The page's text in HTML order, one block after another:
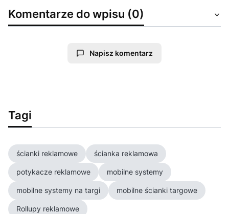
Komentarze do wpisu (0)
Napisz komentarz
Tagi
ścianki reklamowe ścianka reklamowa
potykacze reklamowe mobilne systemy
mobilne systemy na targi mobilne ścianki targowe
Rollupy reklamowe